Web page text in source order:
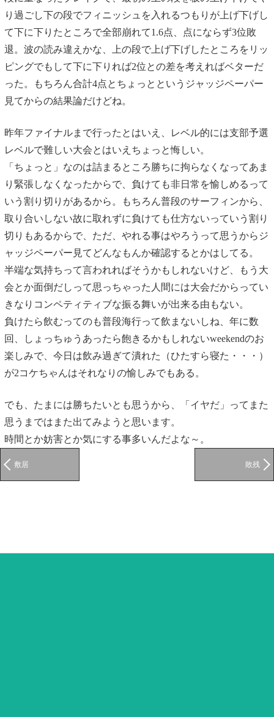
り過ごし下の段でフィニッシュを入れるつもりが上げ下げし
て下に下りたところで全部崩れて1.6点、点にならず3位敗
退。波の読み違えかな、上の段で上げ下げしたところをリッ
ピングでもして下に下りれば2位との差を考えればベターだ
った。もちろん合計4点とちょっとというジャッジペーパー
見てからの結果論だけどね。
昨年ファイナルまで行ったとはいえ、レベル的には支部予選
レベルで難しい大会とはいえちょっと悔しい。
「ちょっと」なのは詰まるところ勝ちに拘らなくなってあま
り緊張しなくなったからで、負けても非日常を愉しめるって
いう割り切りがあるから。もちろん普段のサーフィンから、
取り合いしない故に取れずに負けても仕方ないっていう割り
切りもあるからで、ただ、やれる事はやろうって思うからジ
ャッジペーパー見てどんなもんか確認するとかはしてる。
半端な気持ちって言われればそうかもしれないけど、もう大
会とか面倒だしって思っちゃった人間には大会だからってい
きなりコンペティティブな振る舞いが出来る由もない。
負けたら飲むってのも普段海行って飲まないしね、年に数
回、しょっちゅうあったら飽きるかもしれないweekendのお
楽しみで、今日は飲み過ぎて潰れた（ひたすら寝た・・・）
が2コケちゃんはそれなりの愉しみでもある。
でも、たまには勝ちたいとも思うから、「イヤだ」ってまた
思うまではまた出てみようと思います。
時間とか妨害とか気にする事多いんだよな～。
敷居 敗残